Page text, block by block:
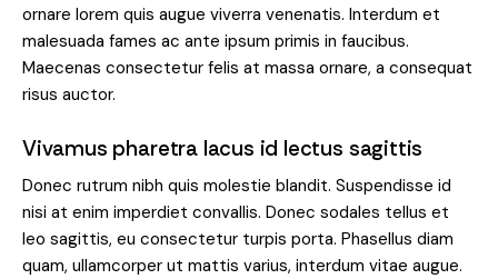
ornare lorem quis augue viverra venenatis. Interdum et
malesuada fames ac ante ipsum primis in faucibus.
Maecenas consectetur felis at massa ornare, a consequat
risus auctor.
Vivamus pharetra lacus id lectus sagittis
Donec rutrum nibh quis molestie blandit. Suspendisse id
nisi at enim imperdiet convallis. Donec sodales tellus et
leo sagittis, eu consectetur turpis porta. Phasellus diam
quam, ullamcorper ut mattis varius, interdum vitae augue.